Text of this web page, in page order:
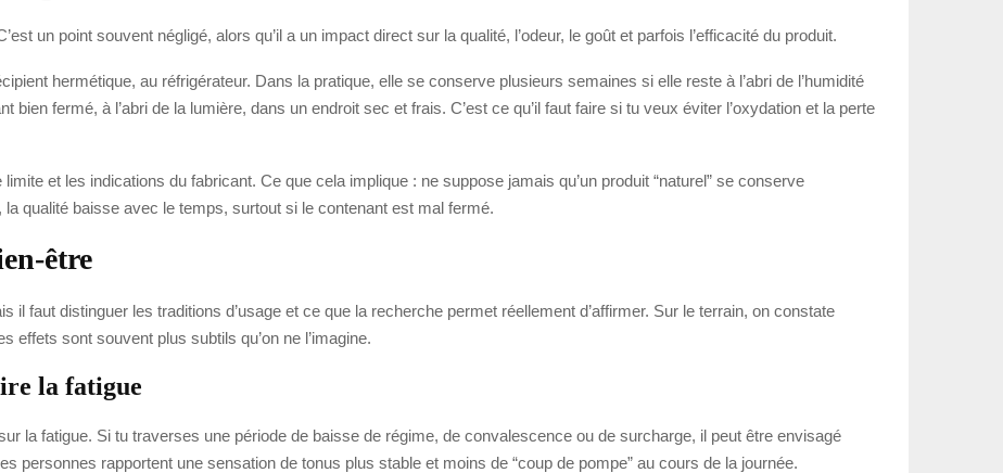
un point souvent négligé, alors qu’il a un impact direct sur la qualité, l’odeur, le goût et parfois l’efficacité du produit.
hermétique, au réfrigérateur. Dans la pratique, elle se conserve plusieurs semaines si elle reste à l’abri de l’humidité
bien fermé, à l’abri de la lumière, dans un endroit sec et frais. C’est ce qu’il faut faire si tu veux éviter l’oxydation et la perte
et les indications du fabricant. Ce que cela implique : ne suppose jamais qu’un produit “naturel” se conserve
qualité baisse avec le temps, surtout si le contenant est mal fermé.
être
il faut distinguer les traditions d’usage et ce que la recherche permet réellement d’affirmer. Sur le terrain, on constate
effets sont souvent plus subtils qu’on ne l’imagine.
la fatigue
la fatigue. Si tu traverses une période de baisse de régime, de convalescence ou de surcharge, il peut être envisagé
personnes rapportent une sensation de tonus plus stable et moins de “coup de pompe” au cours de la journée.